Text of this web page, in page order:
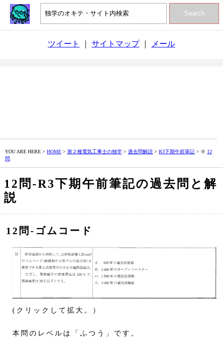
Search
ツイート サイトマップ｜ メール
YOU ARE HERE > HOME > 第２種電気工事士の独学 > 過去問解説 > R3下期午前筆記 > ※ 12
問
12問‐R3下期午前筆記の過去問と解
説
12問‐ゴムコード
(クリックして拡大。）
本問のレベルは「ふつう」です。